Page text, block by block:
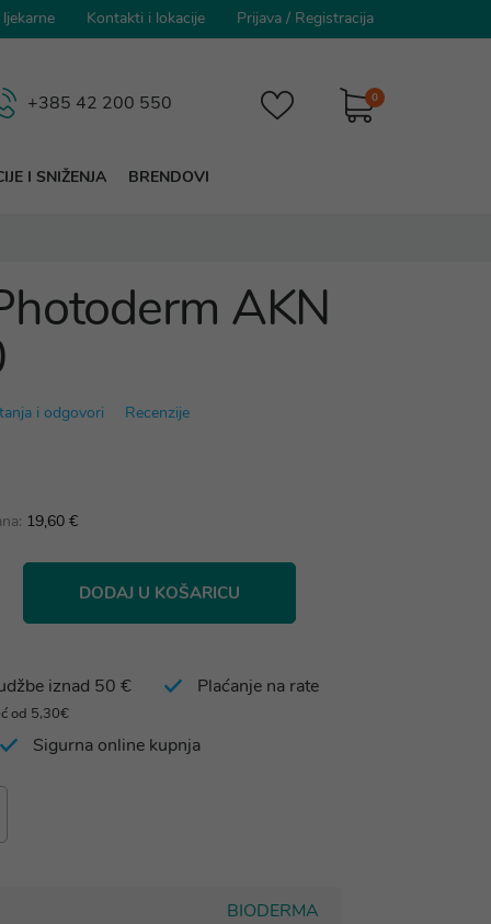
Kontakti i lokacije Prijava / Registracija
0
+385 42 200 550
I SNIŽENJA BRENDOVI
AKN
i odgovori Recenzije
19,60 €
DODAJ U KOŠARICU
iznad 50 €
od 5,30€
Plaćanje na rate
Sigurna online kupnja
BIODERMA